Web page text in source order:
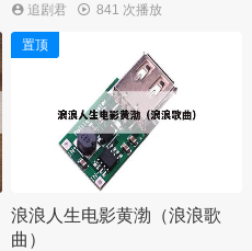
追剧君 841 次播放
置顶
浪浪人生电影黄渤（浪浪歌
曲）